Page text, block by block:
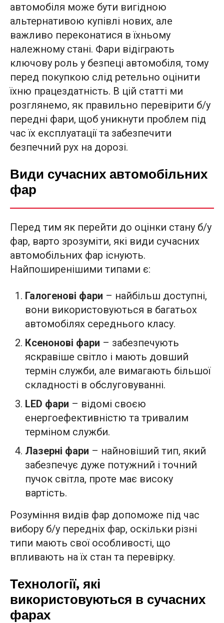
автомобіля може бути вигідною
альтернативою купівлі нових, але
важливо переконатися в їхньому
належному стані. Фари відіграють
ключову роль у безпеці автомобіля, тому
перед покупкою слід ретельно оцінити
їхню працездатність. В цій статті ми
розглянемо, як правильно перевірити б/у
передні фари, щоб уникнути проблем під
час їх експлуатації та забезпечити
безпечний рух на дорозі.
Види сучасних автомобільних
фар
Перед тим як перейти до оцінки стану б/у
фар, варто зрозуміти, які види сучасних
автомобільних фар існують.
Найпоширенішими типами є:
Галогенові фари – найбільш доступні,
вони використовуються в багатьох
автомобілях середнього класу.
Ксенонові фари – забезпечують
яскравіше світло і мають довший
термін служби, але вимагають більшої
складності в обслуговуванні.
LED фари – відомі своєю
енергоефективністю та тривалим
терміном служби.
Лазерні фари – найновіший тип, який
забезпечує дуже потужний і точний
пучок світла, проте має високу
вартість.
Розуміння видів фар допоможе під час
вибору б/у передніх фар, оскільки різні
типи мають свої особливості, що
впливають на їх стан та перевірку.
Технології, які
використовуються в сучасних
фарах